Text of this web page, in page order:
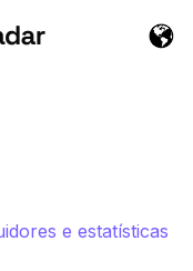
e estatísticas